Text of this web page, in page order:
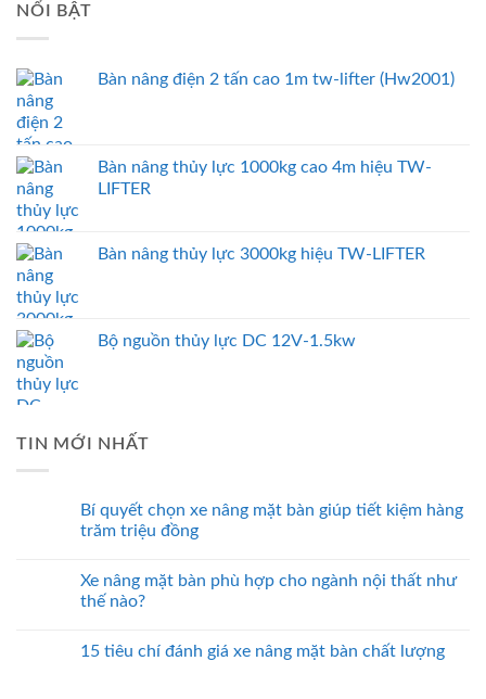
NỔI BẬT
Bàn nâng điện 2 tấn cao 1m tw-lifter (Hw2001)
Bàn nâng thủy lực 1000kg cao 4m hiệu TW-
LIFTER
Bàn nâng thủy lực 3000kg hiệu TW-LIFTER
Bộ nguồn thủy lực DC 12V-1.5kw
TIN MỚI NHẤT
Bí quyết chọn xe nâng mặt bàn giúp tiết kiệm hàng
trăm triệu đồng
Xe nâng mặt bàn phù hợp cho ngành nội thất như
thế nào?
15 tiêu chí đánh giá xe nâng mặt bàn chất lượng